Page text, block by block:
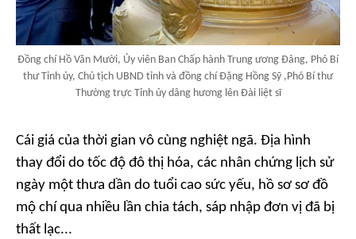
Đồng chí Hồ Văn Mười, Ủy viên Ban Chấp hành Trung ương Đảng, Phó Bí
thư Tỉnh ủy, Chủ tịch UBND tỉnh và đồng chí Đặng Hồng Sỹ ,Phó Bí thư
Thường trực Tỉnh ủy dâng hương lên Đài liệt sĩ
Cái giá của thời gian vô cùng nghiệt ngã. Địa hình
thay đổi do tốc độ đô thị hóa, các nhân chứng lịch sử
ngày một thưa dần do tuổi cao sức yếu, hồ sơ sơ đồ
mộ chí qua nhiều lần chia tách, sáp nhập đơn vị đã bị
thất lạc...